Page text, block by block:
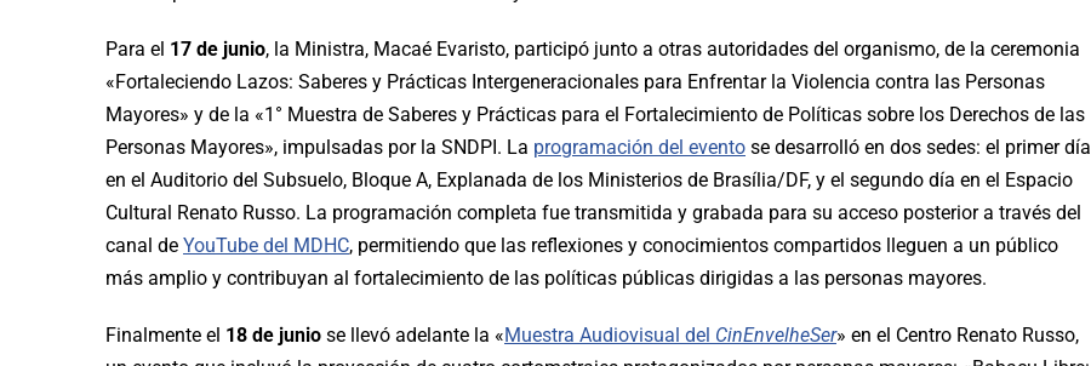
Para el 17 de junio, la Ministra, Macaé Evaristo, participó junto a otras autoridades del organismo, de la ceremonia
«Fortaleciendo Lazos: Saberes y Prácticas Intergeneracionales para Enfrentar la Violencia contra las Personas
Mayores» y de la «1° Muestra de Saberes y Prácticas para el Fortalecimiento de Políticas sobre los Derechos de las
Personas Mayores», impulsadas por la SNDPI. La programación del evento se desarrolló en dos sedes: el primer día
en el Auditorio del Subsuelo, Bloque A, Explanada de los Ministerios de Brasília/DF, y el segundo día en el Espacio
Cultural Renato Russo. La programación completa fue transmitida y grabada para su acceso posterior a través del
canal de YouTube del MDHC, permitiendo que las reflexiones y conocimientos compartidos lleguen a un público
más amplio y contribuyan al fortalecimiento de las políticas públicas dirigidas a las personas mayores.
Finalmente el 18 de junio se llevó adelante la «Muestra Audiovisual del CinEnvelheSer» en el Centro Renato Russo,